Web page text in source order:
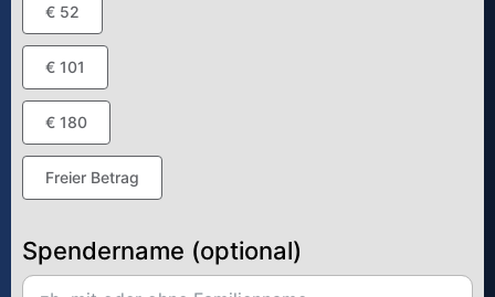
€ 52
€ 101
€ 180
Freier Betrag
Spendername (optional)